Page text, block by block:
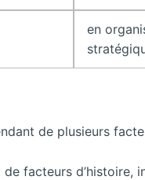
en
de plusieurs
facteurs